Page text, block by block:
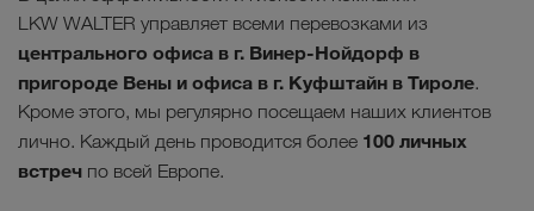
LKW WALTER управляет всеми перевозками из
центрального офиса в г. Винер-Нойдорф в
пригороде Вены и офиса в г. Куфштайн в Тироле.
Кроме этого, мы регулярно посещаем наших клиентов
лично. Каждый день проводится более 100 личных
встреч по всей Европе.